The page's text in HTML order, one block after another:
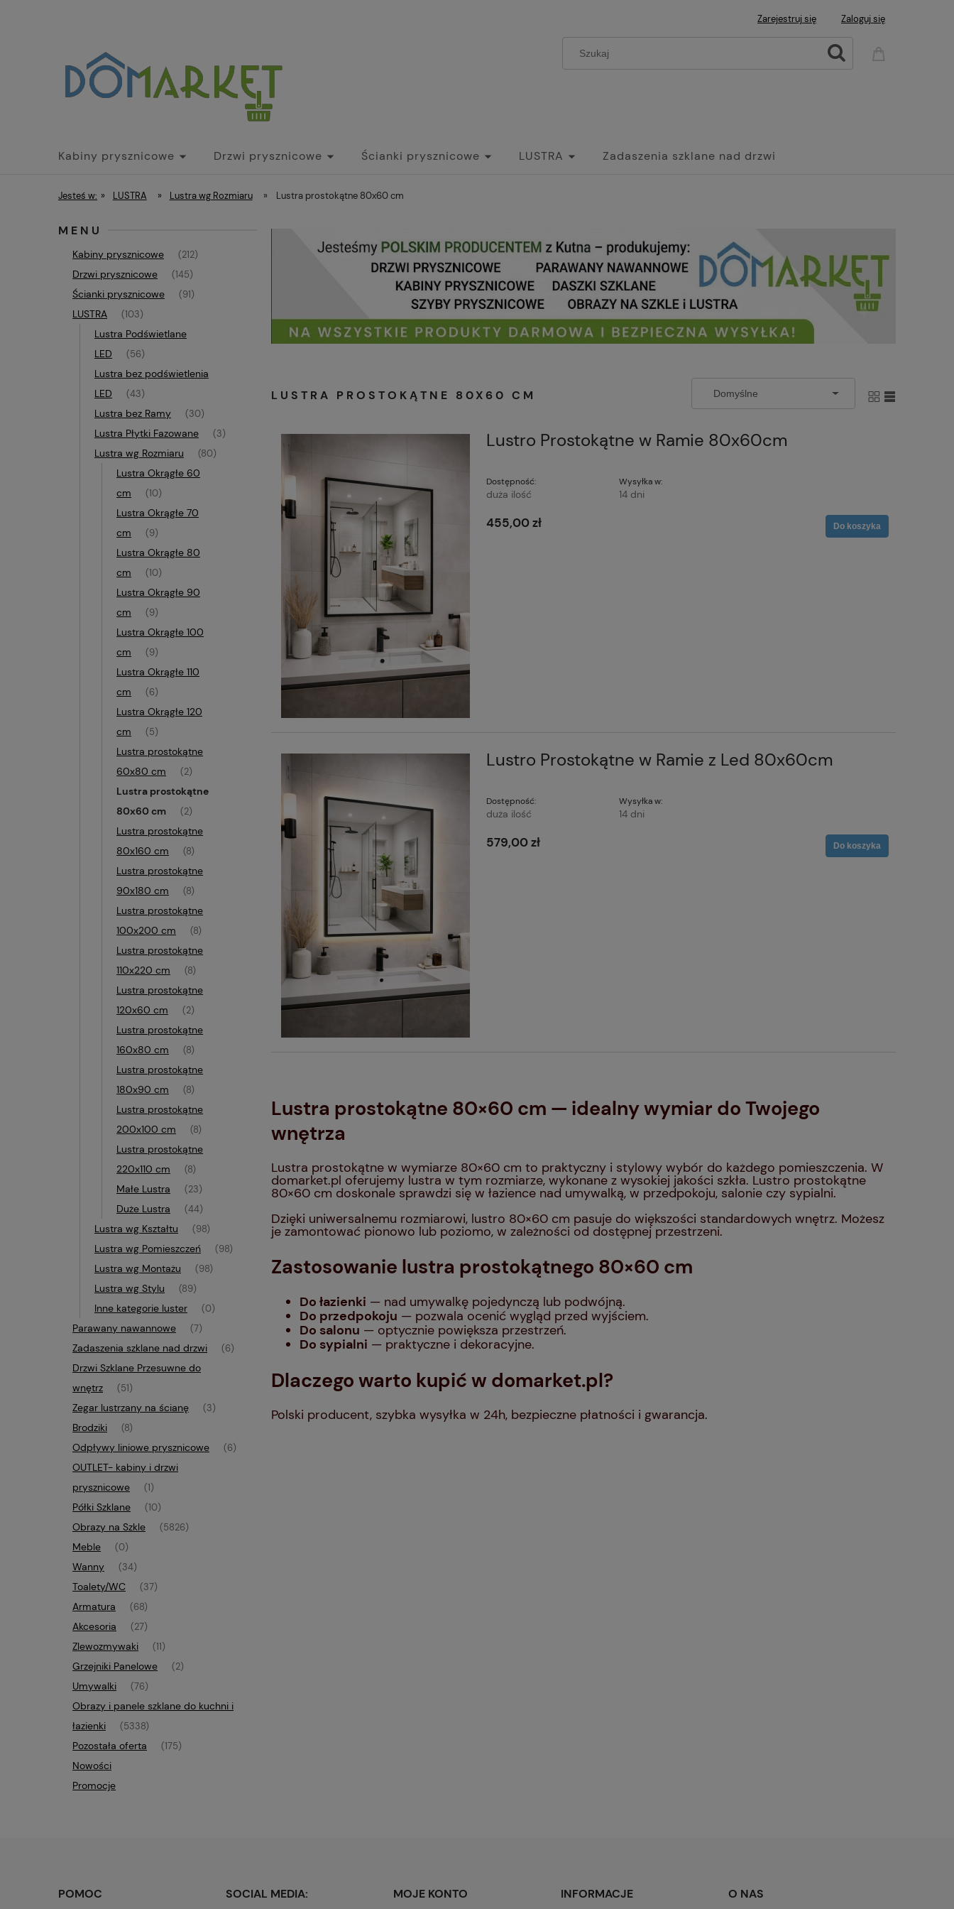
Zarejestruj się Zaloguj się
Kabiny prysznicowe Drzwi prysznicowe Ścianki prysznicowe LUSTRA Zadaszenia szklane nad drzwi
Parawany nawannowe Brodziki Drzwi Szklane Przesuwne do wnętrz
Jesteś w: » LUSTRA » Lustra wg Rozmiaru » Lustra prostokątne 80x60 cm
MENU
Kabiny prysznicowe (212)
Drzwi prysznicowe (145)
Ścianki prysznicowe (91)
LUSTRA (103)
Lustra Podświetlane
LED
(56)
Lustra bez podświetlenia
LED
(43)
Lustra bez Ramy (30)
Lustra Płytki Fazowane (3)
Lustra wg Rozmiaru (80)
Lustra Okrągłe 60
cm
(10)
Lustra Okrągłe 70
cm
(9)
Lustra Okrągłe 80
cm
(10)
Lustra Okrągłe 90
cm
(9)
Lustra Okrągłe 100
cm
(9)
Lustra Okrągłe 110
cm
(6)
Lustra Okrągłe 120
cm
(5)
Lustra prostokątne
60x80 cm
(2)
Lustra prostokątne
80x60 cm
(2)
Lustra prostokątne
80x160 cm
(8)
Lustra prostokątne
90x180 cm
(8)
Lustra prostokątne
100x200 cm
(8)
Lustra prostokątne
110x220 cm
(8)
Lustra prostokątne
120x60 cm
(2)
Lustra prostokątne
160x80 cm
(8)
Lustra prostokątne
180x90 cm
(8)
Lustra prostokątne
200x100 cm
(8)
Lustra prostokątne
220x110 cm
(8)
Małe Lustra (23)
Duże Lustra (44)
Lustra wg Kształtu (98)
Lustra wg Pomieszczeń (98)
Lustra wg Montażu (98)
Lustra wg Stylu (89)
Inne kategorie luster (0)
Parawany nawannowe (7)
Zadaszenia szklane nad drzwi (6)
Drzwi Szklane Przesuwne do
wnętrz
(51)
Zegar lustrzany na ścianę (3)
Brodziki (8)
Odpływy liniowe prysznicowe (6)
OUTLET- kabiny i drzwi
prysznicowe
(1)
Półki Szklane (10)
Obrazy na Szkle (5826)
Meble (0)
Wanny (34)
Toalety/WC (37)
Armatura (68)
Akcesoria (27)
Zlewozmywaki (11)
Grzejniki Panelowe (2)
Umywalki (76)
Obrazy i panele szklane do kuchni i
łazienki
(5338)
Pozostała oferta (175)
Nowości
Promocje
LUSTRA PROSTOKĄTNE 80X60 CM
Lustro Prostokątne w Ramie 80x60cm
Dostępność:
duża ilość
Wysyłka w:
14 dni
455,00 zł Do koszyka
Lustro Prostokątne w Ramie z Led 80x60cm
Dostępność:
duża ilość
Wysyłka w:
14 dni
579,00 zł Do koszyka
Lustra prostokątne 80×60 cm — idealny wymiar do Twojego
wnętrza
Lustra prostokątne w wymiarze 80×60 cm to praktyczny i stylowy wybór do każdego pomieszczenia. W
domarket.pl oferujemy lustra w tym rozmiarze, wykonane z wysokiej jakości szkła. Lustro prostokątne
80×60 cm doskonale sprawdzi się w łazience nad umywalką, w przedpokoju, salonie czy sypialni.
Dzięki uniwersalnemu rozmiarowi, lustro 80×60 cm pasuje do większości standardowych wnętrz. Możesz
je zamontować pionowo lub poziomo, w zależności od dostępnej przestrzeni.
Zastosowanie lustra prostokątnego 80×60 cm
Do łazienki — nad umywalkę pojedynczą lub podwójną.
Do przedpokoju — pozwala ocenić wygląd przed wyjściem.
Do salonu — optycznie powiększa przestrzeń.
Do sypialni — praktyczne i dekoracyjne.
Dlaczego warto kupić w domarket.pl?
Polski producent, szybka wysyłka w 24h, bezpieczne płatności i gwarancja.
POMOC SOCIAL MEDIA: MOJE KONTO INFORMACJE O NAS